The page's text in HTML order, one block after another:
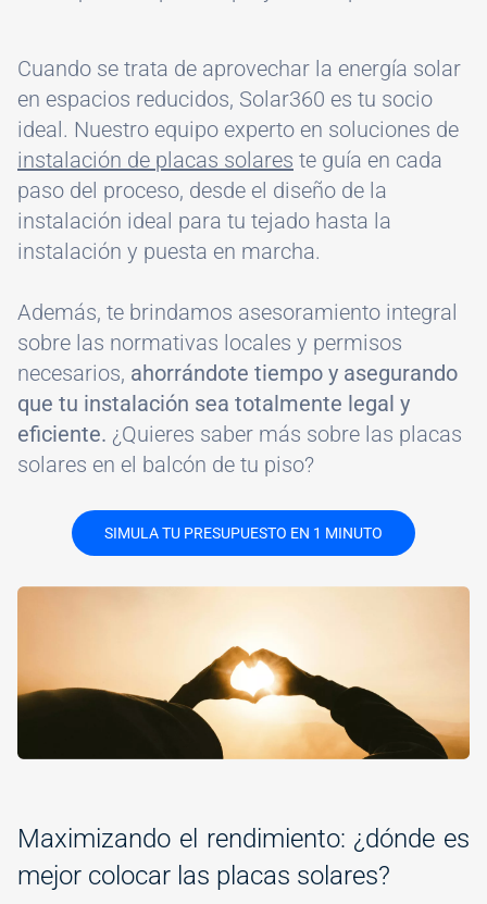
Cuando se trata de aprovechar la energía solar
en espacios reducidos, Solar360 es tu socio
ideal. Nuestro equipo experto en soluciones de
instalación de placas solares te guía en cada
paso del proceso, desde el diseño de la
instalación ideal para tu tejado hasta la
instalación y puesta en marcha.
Además, te brindamos asesoramiento integral
sobre las normativas locales y permisos
necesarios, ahorrándote tiempo y asegurando
que tu instalación sea totalmente legal y
eficiente. ¿Quieres saber más sobre las placas
solares en el balcón de tu piso?
SIMULA TU PRESUPUESTO EN 1 MINUTO
Image
#
Maximizando el rendimiento: ¿dónde es
mejor colocar las placas solares?